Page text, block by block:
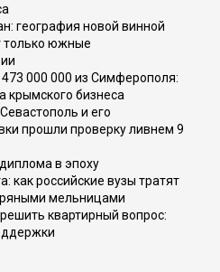
география новой винной
только южные
000 000 из Симферополя:
крымского бизнеса
и его
прошли проверку ливнем 9
в эпоху
как российские вузы тратят
мельницами
квартирный вопрос: